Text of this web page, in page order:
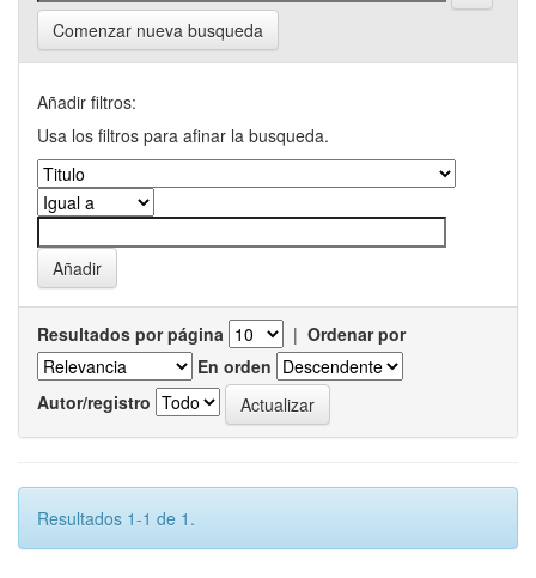
Comenzar nueva busqueda
Añadir filtros:
Usa los filtros para afinar la busqueda.
Resultados por página | Ordenar por
En orden
Autor/registro
Resultados 1-1 de 1.